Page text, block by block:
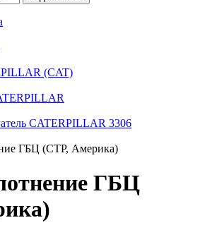
(CAT)
CATERPILLAR 3306
ГБЦ (CTP, Америка)
ГБЦ